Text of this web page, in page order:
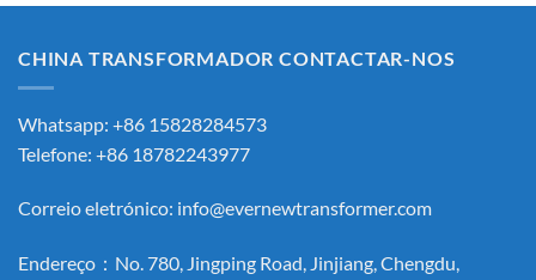
CHINA TRANSFORMADOR CONTACTAR-NOS
Whatsapp: +86 15828284573
Telefone: +86 18782243977
Correio eletrónico: info@evernewtransformer.com
Endereço：No. 780, Jingping Road, Jinjiang, Chengdu,